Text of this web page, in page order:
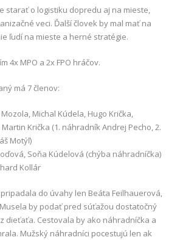
starať o logistiku dopredu aj na mieste,
veci. Ďalší človek by mal mať na
ľudí na mieste a herné stratégie.
4x MPO a 2x FPO hráčov.
má 7 členov:
Mozola, Michal Kúdela, Hugo Krička,
Krička (1. náhradník Andrej Pecho, 2.
Motýľ)
Soňa Kúdelová (chýba náhradníčka)
Kollár
do úvahy len Beáta Feilhauerová,
by podať pred súťažou dostatočný
dieťaťa. Cestovala by ako náhradníčka a
Mužský náhradníci pocestujú len ak